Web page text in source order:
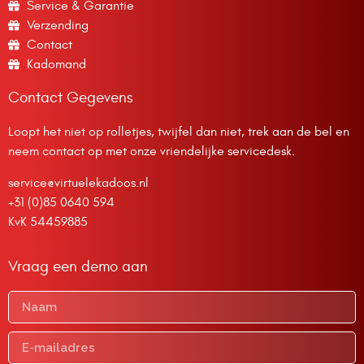
Service & Garantie
Verzending
Contact
Kadomand
Contact Gegevens
Loopt het niet op rolletjes, twijfel dan niet, trek aan de bel en
neem contact op met onze vriendelijke servicedesk.
service@virtuelekadoos.nl
+31 (0)85 0640 594
KvK 54459885
Vraag een demo aan